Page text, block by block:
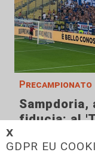
𝗫
GDPR EU
Precampionato
Sampdoria,
fiducia: al
09/08/2026